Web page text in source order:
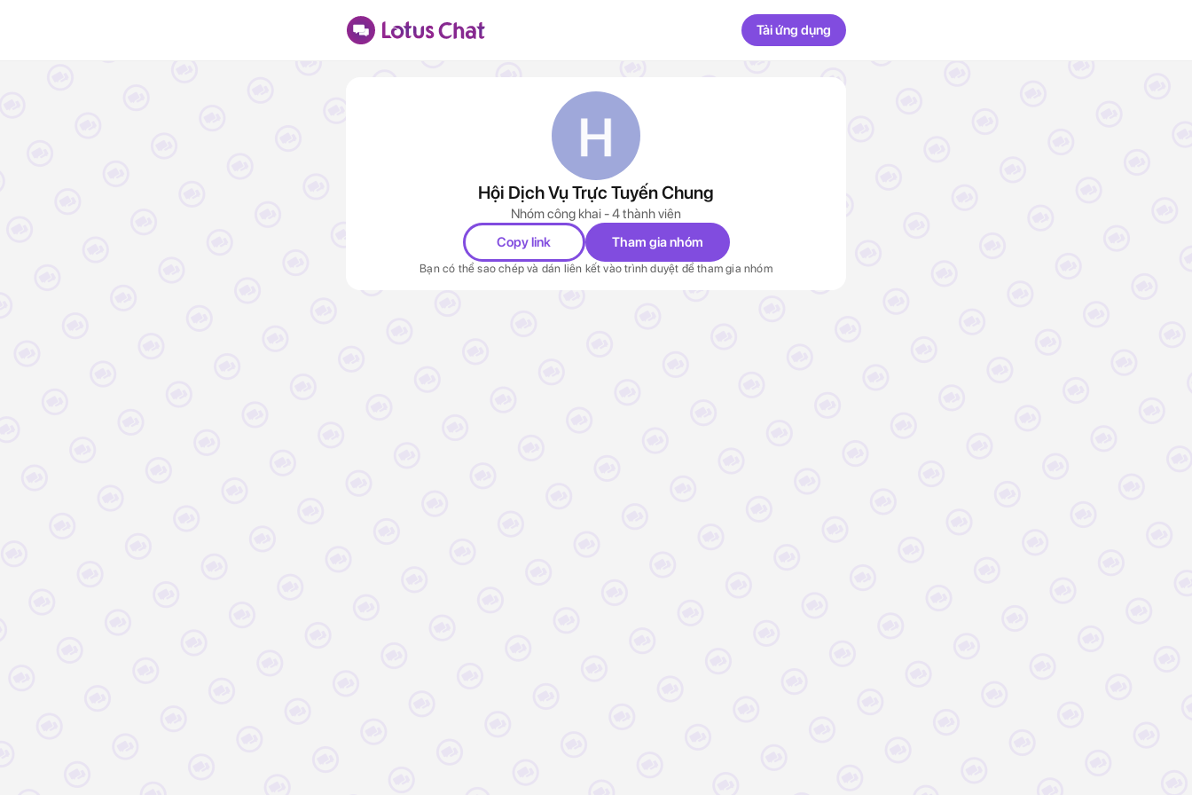
Tải ứng dụng
Hội Dịch Vụ Trực Tuyến Chung
Nhóm công khai - 4 thành viên
Copy link
Tham gia nhóm
Bạn có thể sao chép và dán liên kết vào trình duyệt để tham gia nhóm